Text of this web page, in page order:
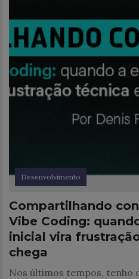
Desenvolvimento
Compartilhando
Vibe Coding:
inicial vira
chega
Nos últimos tempos, tenho